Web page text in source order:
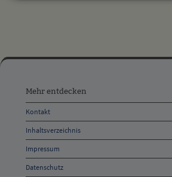
entdecken,
Öffnungszeiten
und
Anschrift
und
Kontakt
Mehr entdecken
Kontakt
Inhaltsverzeichnis
Impressum
Datenschutz